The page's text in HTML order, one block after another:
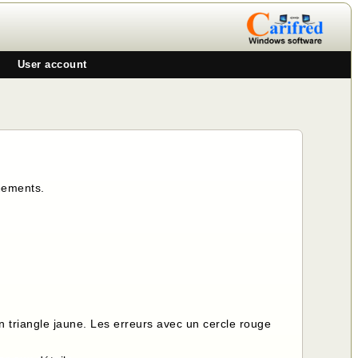
User account
triangle jaune. Les erreurs avec un cercle rouge